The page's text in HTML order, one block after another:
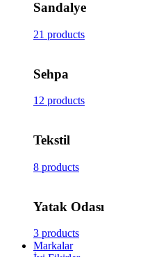
Sandalye
21 products
Sehpa
12 products
Tekstil
8 products
Yatak Odası
3 products
Markalar